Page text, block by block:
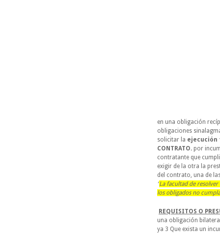
en una obligación
obligaciones
solicitar la ejecución
CONTRATO. por
contratante que
exigir de la otra la
del contrato, una de
“La facultad de
los obligados no
REQUISITOS O
una obligación
ya 3 Que exista un